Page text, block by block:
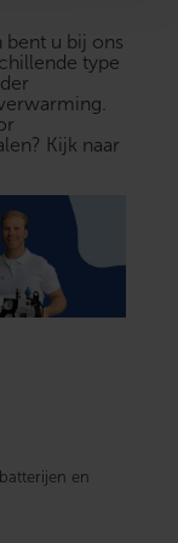
u bij ons
type
Kijk naar
en